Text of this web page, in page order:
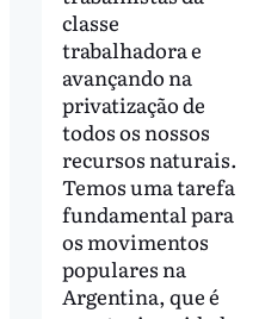
classe
trabalhadora e
avançando na
privatização de
todos os nossos
recursos naturais.
Temos uma tarefa
fundamental para
os movimentos
populares na
Argentina, que é